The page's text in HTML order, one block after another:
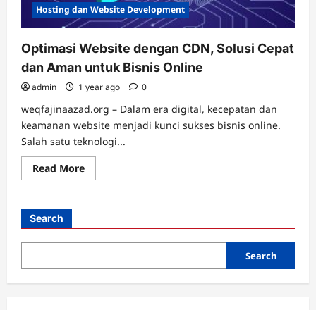
Hosting dan Website Development
Optimasi Website dengan CDN, Solusi Cepat
dan Aman untuk Bisnis Online
admin 1 year ago 0
weqfajinaazad.org – Dalam era digital, kecepatan dan
keamanan website menjadi kunci sukses bisnis online.
Salah satu teknologi...
Read MoreRead
more
CDN,
Cepat
Aman
Bisnis
Search
Search